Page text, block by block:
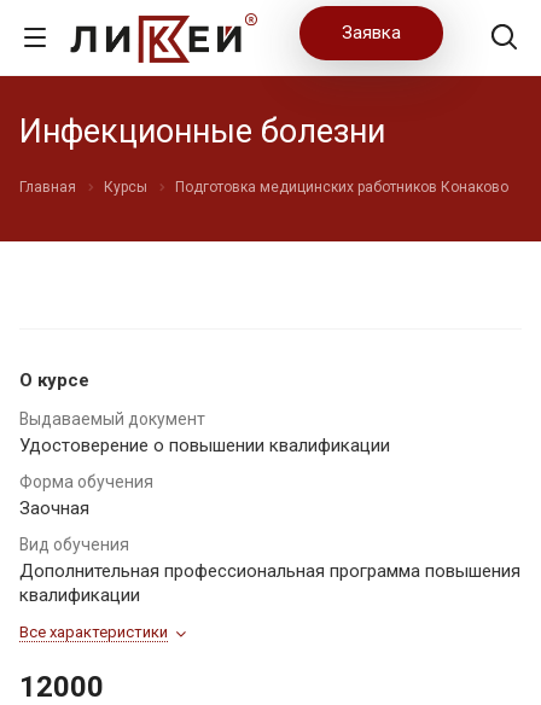
Заявка
Инфекционные болезни
Главная Курсы Подготовка медицинских работников Конаково
О курсе
Выдаваемый документ
Удостоверение о повышении квалификации
Форма обучения
Заочная
Вид обучения
Дополнительная профессиональная программа повышения
квалификации
Все характеристики
12000